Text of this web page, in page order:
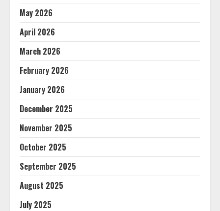
May 2026
April 2026
March 2026
February 2026
January 2026
December 2025
November 2025
October 2025
September 2025
August 2025
July 2025